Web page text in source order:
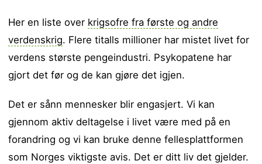
Her en liste over krigsofre fra første og andre
verdenskrig. Flere titalls millioner har mistet livet for
verdens største pengeindustri. Psykopatene har
gjort det før og de kan gjøre det igjen.
Det er sånn mennesker blir engasjert. Vi kan
gjennom aktiv deltagelse i livet være med på en
forandring og vi kan bruke denne fellesplattformen
som Norges viktigste avis. Det er ditt liv det gjelder.